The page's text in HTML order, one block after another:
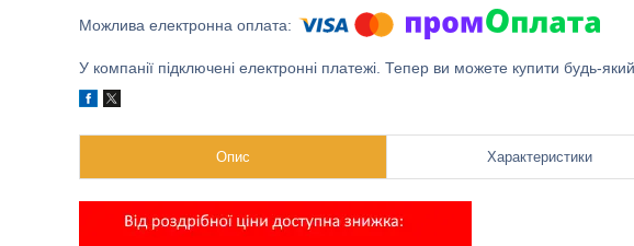
У компанії підключені електронні платежі. Тепер ви можете купити будь-
Опис Характеристики